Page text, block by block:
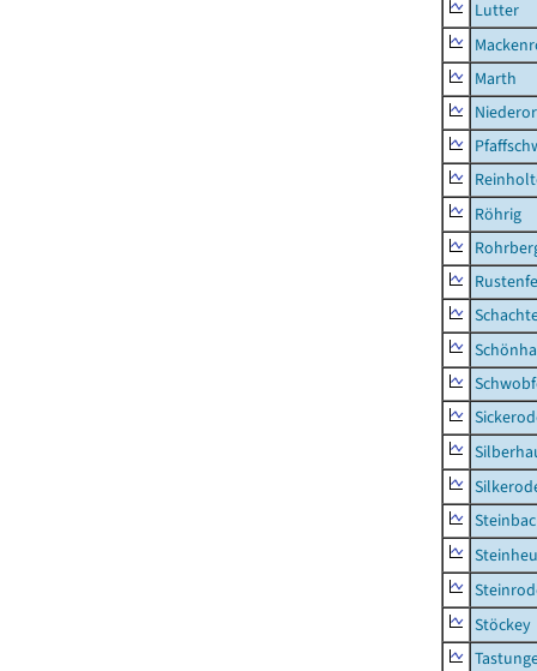
Lutter
Marth
Röhrig
Stöckey